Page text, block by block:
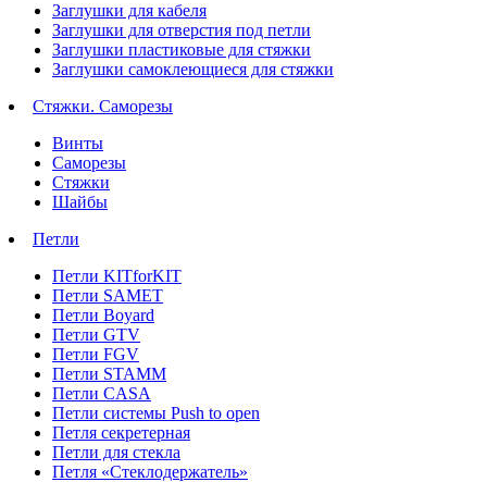
Заглушки для кабеля
Заглушки для отверстия под петли
Заглушки пластиковые для стяжки
Заглушки самоклеющиеся для стяжки
Стяжки. Саморезы
Винты
Саморезы
Стяжки
Шайбы
Петли
Петли KITforKIT
Петли SAMET
Петли Boyard
Петли GTV
Петли FGV
Петли STAMM
Петли CASA
Петли системы Push to open
Петля секретерная
Петли для стекла
Петля «Стеклодержатель»